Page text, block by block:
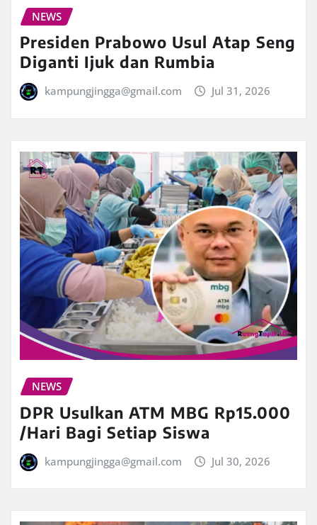
NEWS
Presiden Prabowo Usul Atap Seng
Diganti Ijuk dan Rumbia
kampungjingga@gmail.com Jul 31, 2026
NEWS
DPR Usulkan ATM MBG Rp15.000
/Hari Bagi Setiap Siswa
kampungjingga@gmail.com Jul 30, 2026